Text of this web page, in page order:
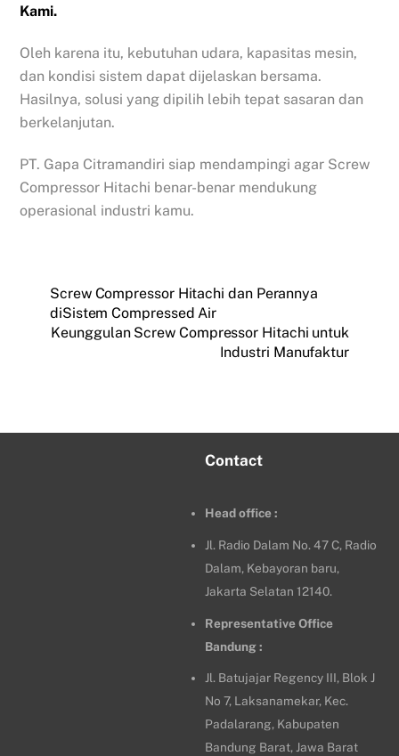
Kami.
Oleh karena itu, kebutuhan udara, kapasitas mesin,
dan kondisi sistem dapat dijelaskan bersama.
Hasilnya, solusi yang dipilih lebih tepat sasaran dan
berkelanjutan.
PT. Gapa Citramandiri siap mendampingi agar Screw
Compressor Hitachi benar-benar mendukung
operasional industri kamu.
Screw Compressor Hitachi dan Perannya
diSistem Compressed Air
Keunggulan Screw Compressor Hitachi untuk
Industri Manufaktur
Contact
Head office :
Jl. Radio Dalam No. 47 C, Radio
Dalam, Kebayoran baru,
Jakarta Selatan 12140.
Representative Office
Bandung :
Jl. Batujajar Regency III, Blok J
No 7, Laksanamekar, Kec.
Padalarang, Kabupaten
Bandung Barat, Jawa Barat